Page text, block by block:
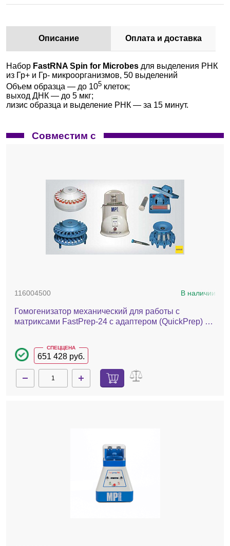
Описание Оплата и доставка
Набор FastRNA Spin for Microbes для выделения РНК
из Гр+ и Гр- микроорганизмов, 50 выделений
Объем образца — до 105 клеток;
выход ДНК — до 5 мкг;
лизис образца и выделение РНК — за 15 минут.
Совместим с
116004500 В наличии
Гомогенизатор механический для работы с
матриксами FastPrep-24 с адаптером (QuickPrep) –
СПЕЦЦЕНА
651 428 руб.